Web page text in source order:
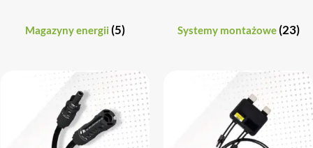
Magazyny energii (5) Systemy montażowe (23)